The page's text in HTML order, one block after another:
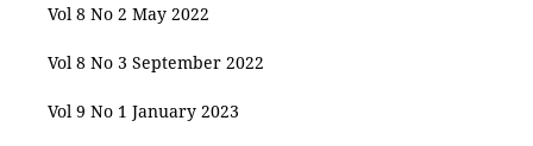
Vol 8 No 2 May 2022
Vol 8 No 3 September 2022
Vol 9 No 1 January 2023